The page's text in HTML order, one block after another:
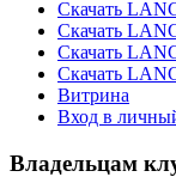
Скачать
Скачать
Скачать
Скачать
Витрина
Вход в
Владельцам